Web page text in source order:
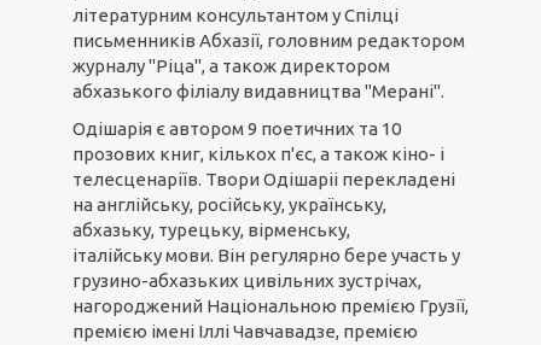
літературним консультантом у Спілці
письменників Абхазії, головним редактором
журналу "Ріца", а також директором
абхазького філіалу видавництва "Мерані".
Одішарія є автором 9 поетичних та 10
прозових книг, кількох п'єс, а також кіно- і
телесценаріїв. Твори Одішаріі перекладені
на англійську, російську, українську,
абхазьку, турецьку, вірменську,
італійську мови. Він регулярно бере участь у
грузино-абхазьких цивільних зустрічах,
нагороджений Національною премією Грузії,
премією імені Іллі Чавчавадзе, премією